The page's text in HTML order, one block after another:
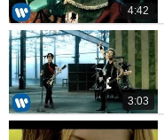
4:42
3:03